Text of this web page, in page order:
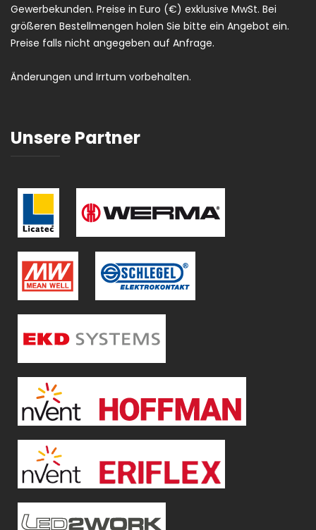
Gewerbekunden. Preise in Euro (€) exklusive MwSt. Bei
größeren Bestellmengen holen Sie bitte ein Angebot ein.
Preise falls nicht angegeben auf Anfrage.
Änderungen und Irrtum vorbehalten.
Unsere Partner